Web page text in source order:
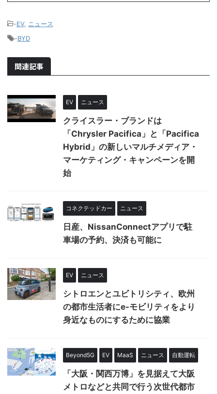
-EV, ニュース
-BYD
関連記事
EV ニュース
クライスラー・ブランドは
「Chrysler Pacifica」と「Pacifica
Hybrid」の新しいマルチメディア・
マーケティング・キャンペーンを開
始
コネクテッドカー ニュース
日産、NissanConnectアプリで駐
車場の予約、決済も可能に
EV ニュース
シトロエンとユビトリシティ、欧州
の都市生活者にe-モビリティをより
身近なものにするために協業
Beyond5G EV MaaS ニュース 自動運転
「大阪・関西万博」を見据えて大阪
メトロなどと共同で行う次世代都市